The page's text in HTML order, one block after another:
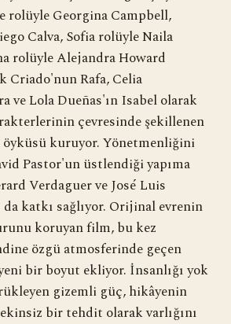
rolüyle Georgina Campbell,
Calva, Sofia rolüyle Naila
rolüyle Alejandra Howard
Criado'nun Rafa, Celia
ve Lola Dueñas'ın Isabel olarak
çevresinde şekillenen
kuruyor. Yönetmenliğini
Pastor'un üstlendiği yapıma
Verdaguer ve José Luis
katkı sağlıyor. Orijinal evrenin
koruyan film, bu kez
özgü atmosferinde geçen
bir boyut ekliyor. İnsanlığı yok
gizemli güç, hikâyenin
bir tehdit olarak varlığını